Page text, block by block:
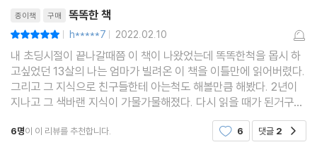
★ 최종 정리
경제
경제가 바뀌면 모든 것이 바뀐다
종이책 구매 똑똑한 책
| h*****7 | 2022.02.10
내 초딩시절이 끝나갈때쯤 이 책이 나왔었는데 똑똑한척을 몹시 하
고싶었던 13살의 나는 엄마가 빌려온 이 책을 이틀만에 읽어버렸다.
그리고 그 지식으로 친구들한테 아는척도 해볼만큼 해봤다. 2년이
지나고 그 색바랜 지식이 가물가물해졌다. 다시 읽을 때가 된거구나
싶었다. 도서관에서 빌릴까 하다가 여러번 꺼내보면 좋을 것 같아 구
매하게되었다. 2년동안 내 시야는 더 넓어졌고
6명이 이 리뷰를 추천합니다. 6 댓글 2